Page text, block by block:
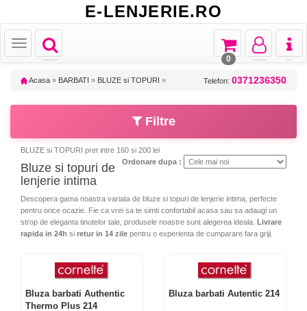
E-LENJERIE.RO
Toggle
navigation
Toggle
Toggle
navigation
Toggle
navigation
Toggle
navigation
0
Acasa » BARBATI » BLUZE si TOPURI » Telefon: 0371236350
Filtre
BLUZE si TOPURI pret intre 160 si 200 lei
Ordonare dupa :
Bluze si topuri de
lenjerie intima
Descopera gama noastra variata de bluze si topuri de lenjerie intima, perfecte
pentru orice ocazie. Fie ca vrei sa te simti confortabil acasa sau sa adaugi un
strop de eleganta tinutelor tale, produsele noastre sunt alegerea ideala. Livrare
rapida in 24h si retur in 14 zile pentru o experienta de cumparare fara griji.
Bluza barbati Authentic
Thermo Plus 214
Bluza barbati Autentic 214